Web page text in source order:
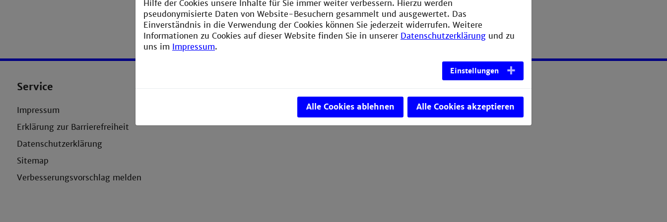
Service
Impressum
Erklärung zur Barrierefreiheit
Datenschutzerklärung
Sitemap
Verbesserungsvorschlag melden
Hilfe der Cookies unsere Inhalte für Sie immer weiter verbessern. Hierzu werden
pseudonymisierte Daten von Website-Besuchern gesammelt und ausgewertet. Das
Einverständnis in die Verwendung der Cookies können Sie jederzeit widerrufen. Weitere
Informationen zu Cookies auf dieser Website finden Sie in unserer Datenschutzerklärung und zu
uns im Impressum.
Einstellungen
Alle Cookies ablehnen Alle Cookies akzeptieren